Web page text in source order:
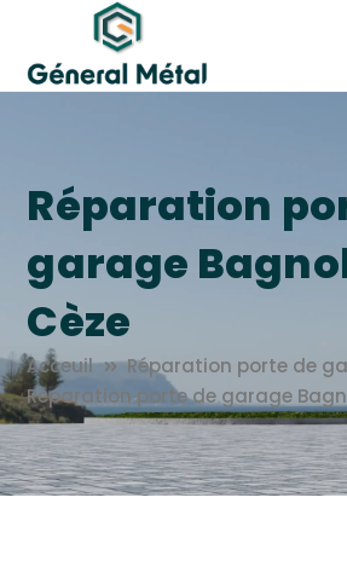
Réparation
garage
Cèze
Acceuil
Réparation porte de
Réparation porte de garage